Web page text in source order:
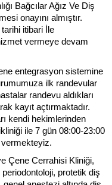
Bağcılar Ağız Ve Diş
onayını almıştır.
itibari İle
vermeye devam
entegrasyon sistemine
ilk randevular
randevu aldıkları
kayıt açtırmaktadır.
kendi hekimlerinden
ile 7 gün 08:00-23:00
vermekteyiz.
Çene Cerrahisi Kliniği,
protetik diş